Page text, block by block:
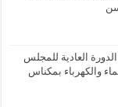
العادية للمجلس
والكهرباء بمكناس